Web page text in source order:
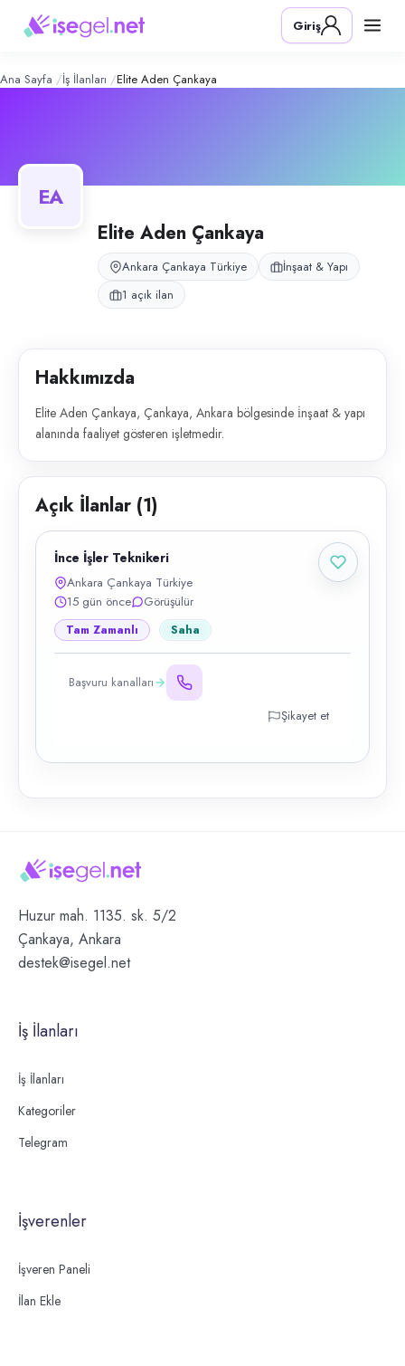
Aden Çankaya – Şirket Profili
Konum:
Elite Aden Çankaya, Çankaya, Ankara bölgesinde i̇nşaat & yapı
Giriş
Ana Sayfa İş İlanları Elite Aden Çankaya
EA
Elite Aden Çankaya
Ankara Çankaya Türkiye
İnşaat & Yapı
1 açık ilan
Hakkımızda
Elite Aden Çankaya, Çankaya, Ankara bölgesinde i̇nşaat & yapı
alanında faaliyet gösteren işletmedir.
Açık İlanlar (1)
İnce İşler Teknikeri
Ankara Çankaya Türkiye
15 gün önce
Görüşülür
Tam Zamanlı Saha
Başvuru kanalları
Şikayet et
Huzur mah. 1135. sk. 5/2
Çankaya, Ankara
destek@isegel.net
İş İlanları
İş İlanları
Kategoriler
Telegram
İşverenler
İşveren Paneli
İlan Ekle